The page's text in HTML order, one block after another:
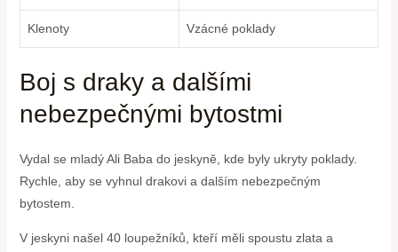
Klenoty Vzácné poklady
Boj s draky a dalšími
nebezpečnými bytostmi
Vydal se mladý Ali Baba do jeskyně, kde byly ukryty poklady.
Rychle, aby se vyhnul drakovi a dalším nebezpečným
bytostem.
V jeskyni našel 40 loupežníků, kteří měli spoustu zlata a